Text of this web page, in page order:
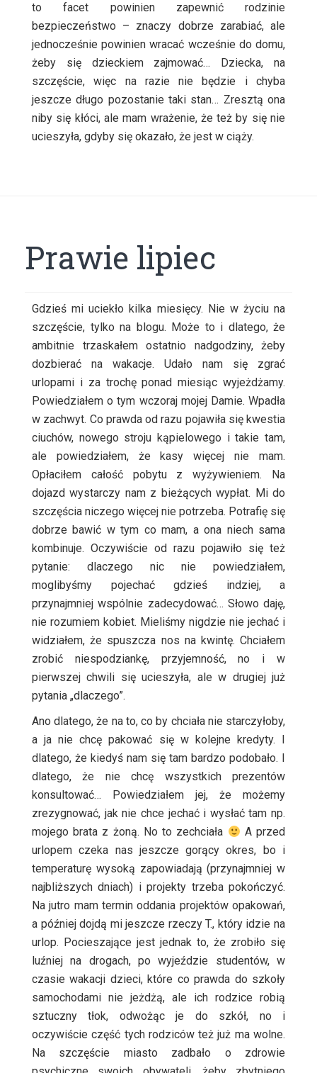
to facet powinien zapewnić rodzinie
bezpieczeństwo – znaczy dobrze zarabiać, ale
jednocześnie powinien wracać wcześnie do domu,
żeby się dzieckiem zajmować… Dziecka, na
szczęście, więc na razie nie będzie i chyba
jeszcze długo pozostanie taki stan… Zresztą ona
niby się kłóci, ale mam wrażenie, że też by się nie
ucieszyła, gdyby się okazało, że jest w ciąży.
Prawie lipiec
Gdzieś mi uciekło kilka miesięcy. Nie w życiu na
szczęście, tylko na blogu. Może to i dlatego, że
ambitnie trzaskałem ostatnio nadgodziny, żeby
dozbierać na wakacje. Udało nam się zgrać
urlopami i za trochę ponad miesiąc wyjeżdżamy.
Powiedziałem o tym wczoraj mojej Damie. Wpadła
w zachwyt. Co prawda od razu pojawiła się kwestia
ciuchów, nowego stroju kąpielowego i takie tam,
ale powiedziałem, że kasy więcej nie mam.
Opłaciłem całość pobytu z wyżywieniem. Na
dojazd wystarczy nam z bieżących wypłat. Mi do
szczęścia niczego więcej nie potrzeba. Potrafię się
dobrze bawić w tym co mam, a ona niech sama
kombinuje. Oczywiście od razu pojawiło się też
pytanie: dlaczego nic nie powiedziałem,
moglibyśmy pojechać gdzieś indziej, a
przynajmniej wspólnie zadecydować… Słowo daję,
nie rozumiem kobiet. Mieliśmy nigdzie nie jechać i
widziałem, że spuszcza nos na kwintę. Chciałem
zrobić niespodziankę, przyjemność, no i w
pierwszej chwili się ucieszyła, ale w drugiej już
pytania „dlaczego”.
Ano dlatego, że na to, co by chciała nie starczyłoby,
a ja nie chcę pakować się w kolejne kredyty. I
dlatego, że kiedyś nam się tam bardzo podobało. I
dlatego, że nie chcę wszystkich prezentów
konsultować… Powiedziałem jej, że możemy
zrezygnować, jak nie chce jechać i wysłać tam np.
mojego brata z żoną. No to zechciała
A przed
urlopem czeka nas jeszcze gorący okres, bo i
temperaturę wysoką zapowiadają (przynajmniej w
najbliższych dniach) i projekty trzeba pokończyć.
Na jutro mam termin oddania projektów opakowań,
a później dojdą mi jeszcze rzeczy T., który idzie na
urlop. Pocieszające jest jednak to, że zrobiło się
luźniej na drogach, po wyjeździe studentów, w
czasie wakacji dzieci, które co prawda do szkoły
samochodami nie jeżdżą, ale ich rodzice robią
sztuczny tłok, odwożąc je do szkół, no i
oczywiście część tych rodziców też już ma wolne.
Na szczęście miasto zadbało o zdrowie